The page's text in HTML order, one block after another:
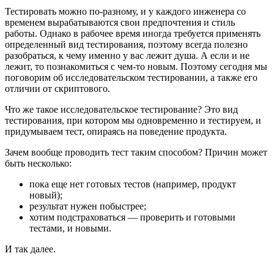
Тестировать можно по-разному, и у каждого инженера со
временем вырабатываются свои предпочтения и стиль
работы. Однако в рабочее время иногда требуется применять
определенный вид тестирования, поэтому всегда полезно
разобраться, к чему именно у вас лежит душа. А если и не
лежит, то познакомиться с чем-то новым. Поэтому сегодня мы
поговорим об исследовательском тестировании, а также его
отличии от скриптового.
Что же такое исследовательское тестирование? Это вид
тестирования, при котором мы одновременно и тестируем, и
придумываем тест, опираясь на поведение продукта.
Зачем вообще проводить тест таким способом? Причин может
быть несколько:
пока еще нет готовых тестов (например, продукт
новый);
результат нужен побыстрее;
хотим подстраховаться — проверить и готовыми
тестами, и новыми.
И так далее.